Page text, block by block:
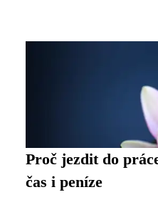
Proč jezdit do
čas i peníze